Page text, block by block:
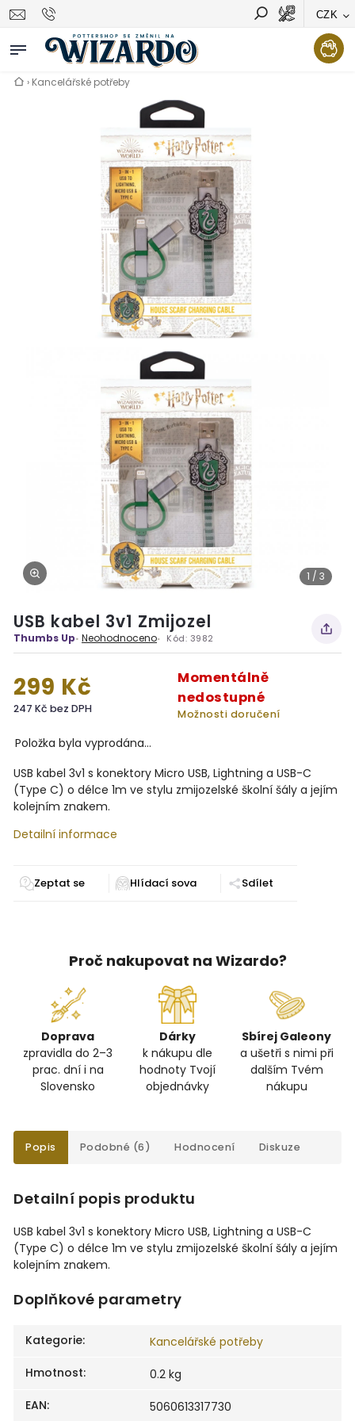
CZK
Vyhledávání Hledat
› Kancelářské potřeby
1 / 3
USB kabel 3v1 Zmijozel
Thumbs Up Neohodnoceno Kód: 3982
299 Kč
247 Kč bez DPH
Momentálně
nedostupné
Možnosti doručení
Položka byla vyprodána…
USB kabel 3v1 s konektory Micro USB, Lightning a USB-C
(Type C) o délce 1m ve stylu zmijozelské školní šály a jejím
kolejním znakem.
Detailní informace
Zeptat se Sdílet
Proč nakupovat na Wizardo?
Doprava
zpravidla do 2–3
prac. dní i na
Slovensko
Dárky
k nákupu dle
hodnoty Tvojí
objednávky
Sbírej Galeony
a ušetři s nimi při
dalším Tvém
nákupu
Popis Podobné (6) Hodnocení Diskuze
Detailní popis produktu
USB kabel 3v1 s konektory Micro USB, Lightning a USB-C
(Type C) o délce 1m ve stylu zmijozelské školní šály a jejím
kolejním znakem.
Doplňkové parametry
Kategorie:
Kancelářské potřeby
Hmotnost:
0.2 kg
EAN: 5060613317730